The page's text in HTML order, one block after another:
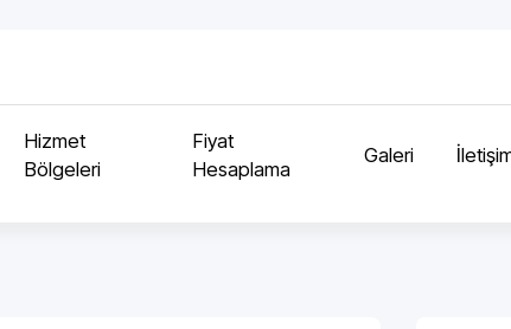
Hizmet
Bölgeleri
Fiyat
Hesaplama
Galeri